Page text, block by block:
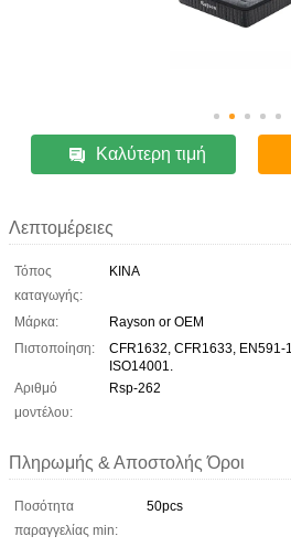
Καλύτερη τιμή
Λεπτομέρειες
Τόπος
καταγωγής:
ΚΙΝΑ
Μάρκα:
Rayson or OEM
Πιστοποίηση:
CFR1632, CFR1633, EN591-
ISO14001.
Αριθμό
μοντέλου:
Rsp-262
Πληρωμής & Αποστολής Όροι
Ποσότητα
παραγγελίας min:
50pcs